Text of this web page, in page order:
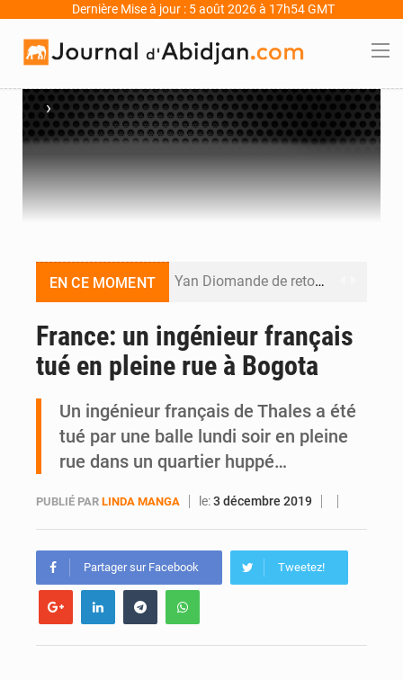
Dernière Mise à jour : 5 août 2026 à 17h54 GMT
›
EN CE MOMENT Yan Diomande de retour au RB Leipzig, le Real Madrid poursuit les négociations pour la pépite ivoirienne
PDCI-RDA : « S’il continue, nous aussi, on va sortir les choses », avertit Brédoumy Soumaïla au camp Guikahué
Yopougon : la DGI recommande le paiement en ligne des impôts pendant les perturbations liées au défilé du 7 août
France: un ingénieur français
tué en pleine rue à Bogota
Un ingénieur français de Thales a été
tué par une balle lundi soir en pleine
rue dans un quartier huppé…
PUBLIÉ PAR LINDA MANGA le:3 décembre 2019
Partager sur Facebook Tweetez!